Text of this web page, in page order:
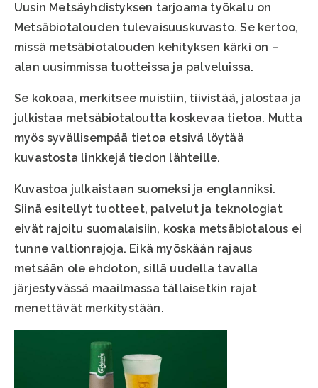
Uusin Metsäyhdistyksen tarjoama työkalu on
Metsäbiotalouden tulevaisuuskuvasto. Se kertoo,
missä metsäbiotalouden kehityksen kärki on –
alan uusimmissa tuotteissa ja palveluissa.
Se kokoaa, merkitsee muistiin, tiivistää, jalostaa ja
julkistaa metsäbiotaloutta koskevaa tietoa. Mutta
myös syvällisempää tietoa etsivä löytää
kuvastosta linkkejä tiedon lähteille.
Kuvastoa julkaistaan suomeksi ja englanniksi.
Siinä esitellyt tuotteet, palvelut ja teknologiat
eivät rajoitu suomalaisiin, koska metsäbiotalous ei
tunne valtionrajoja. Eikä myöskään rajaus
metsään ole ehdoton, sillä uudella tavalla
järjestyvässä maailmassa tällaisetkin rajat
menettävät merkitystään.